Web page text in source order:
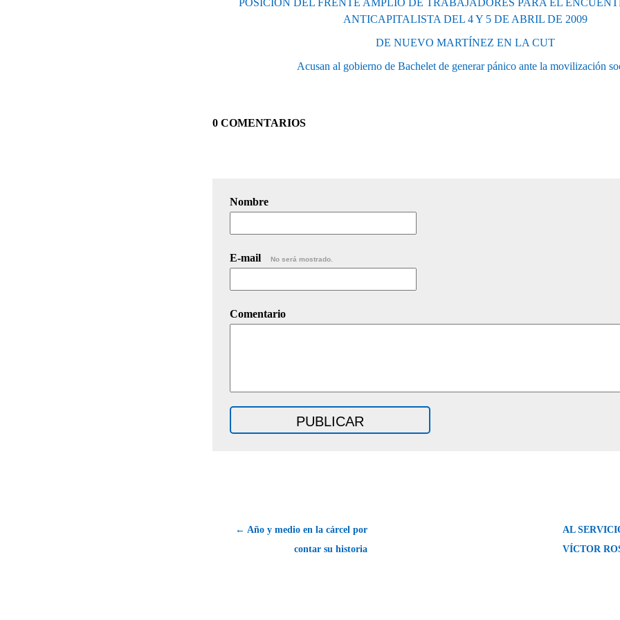
ANTICAPITALISTA DEL 4 Y 5 DE ABRIL DE 2009
DE NUEVO MARTÍNEZ EN LA CUT
Acusan al gobierno de Bachelet de generar pánico ante la movilización
0 COMENTARIOS
Nombre
E-mail No será mostrado.
Comentario
← Año y medio en la cárcel por
contar su historia
AL
VÍCTOR